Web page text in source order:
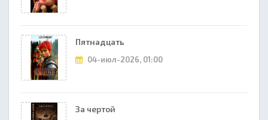
Пятнадцать
04-июл-2026, 01:00
За чертой